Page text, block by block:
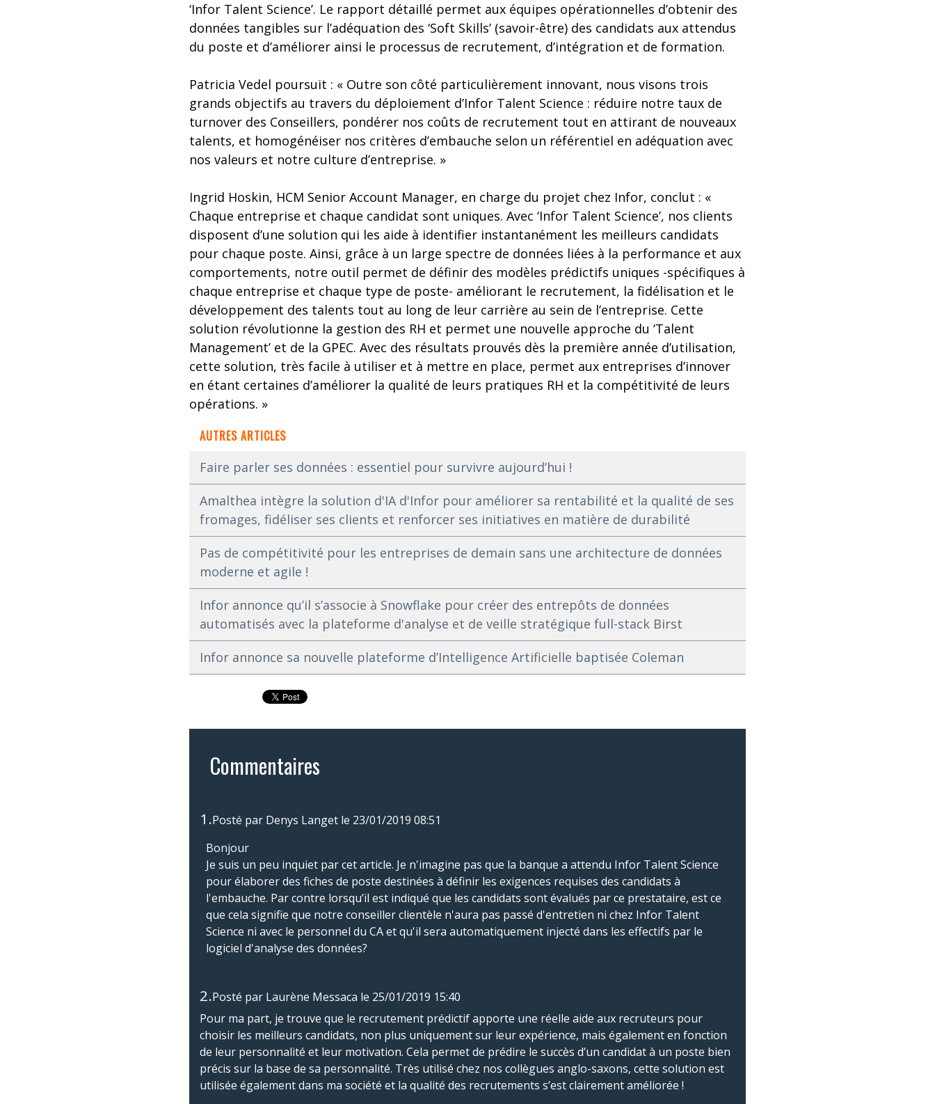
‘Infor Talent Science’. Le rapport détaillé permet aux équipes opérationnelles d’obtenir des
données tangibles sur l’adéquation des ‘Soft Skills’ (savoir-être) des candidats aux attendus
du poste et d’améliorer ainsi le processus de recrutement, d’intégration et de formation.
Patricia Vedel poursuit : « Outre son côté particulièrement innovant, nous visons trois
grands objectifs au travers du déploiement d’Infor Talent Science : réduire notre taux de
turnover des Conseillers, pondérer nos coûts de recrutement tout en attirant de nouveaux
talents, et homogénéiser nos critères d’embauche selon un référentiel en adéquation avec
nos valeurs et notre culture d’entreprise. »
Ingrid Hoskin, HCM Senior Account Manager, en charge du projet chez Infor, conclut : «
Chaque entreprise et chaque candidat sont uniques. Avec ‘Infor Talent Science’, nos clients
disposent d’une solution qui les aide à identifier instantanément les meilleurs candidats
pour chaque poste. Ainsi, grâce à un large spectre de données liées à la performance et aux
comportements, notre outil permet de définir des modèles prédictifs uniques -spécifiques à
chaque entreprise et chaque type de poste- améliorant le recrutement, la fidélisation et le
développement des talents tout au long de leur carrière au sein de l’entreprise. Cette
solution révolutionne la gestion des RH et permet une nouvelle approche du ‘Talent
Management’ et de la GPEC. Avec des résultats prouvés dès la première année d’utilisation,
cette solution, très facile à utiliser et à mettre en place, permet aux entreprises d’innover
en étant certaines d’améliorer la qualité de leurs pratiques RH et la compétitivité de leurs
opérations. »
AUTRES ARTICLES
Faire parler ses données : essentiel pour survivre aujourd’hui !
Amalthea intègre la solution d'IA d'Infor pour améliorer sa rentabilité et la qualité de ses
fromages, fidéliser ses clients et renforcer ses initiatives en matière de durabilité
Pas de compétitivité pour les entreprises de demain sans une architecture de données
moderne et agile !
Infor annonce qu’il s’associe à Snowflake pour créer des entrepôts de données
automatisés avec la plateforme d'analyse et de veille stratégique full-stack Birst
Infor annonce sa nouvelle plateforme d’Intelligence Artificielle baptisée Coleman
Commentaires
1.Posté par Denys Langet le 23/01/2019 08:51
Bonjour
Je suis un peu inquiet par cet article. Je n'imagine pas que la banque a attendu Infor Talent Science
pour élaborer des fiches de poste destinées à définir les exigences requises des candidats à
l'embauche. Par contre lorsqu’il est indiqué que les candidats sont évalués par ce prestataire, est ce
que cela signifie que notre conseiller clientèle n'aura pas passé d'entretien ni chez Infor Talent
Science ni avec le personnel du CA et qu'il sera automatiquement injecté dans les effectifs par le
logiciel d'analyse des données?
2.Posté par Laurène Messaca le 25/01/2019 15:40
Pour ma part, je trouve que le recrutement prédictif apporte une réelle aide aux recruteurs pour
choisir les meilleurs candidats, non plus uniquement sur leur expérience, mais également en fonction
de leur personnalité et leur motivation. Cela permet de prédire le succès d’un candidat à un poste bien
précis sur la base de sa personnalité. Très utilisé chez nos collègues anglo-saxons, cette solution est
utilisée également dans ma société et la qualité des recrutements s’est clairement améliorée !